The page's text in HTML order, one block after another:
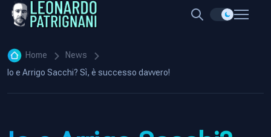
Home
News
Io e Arrigo Sacchi? Sì, è successo davvero!